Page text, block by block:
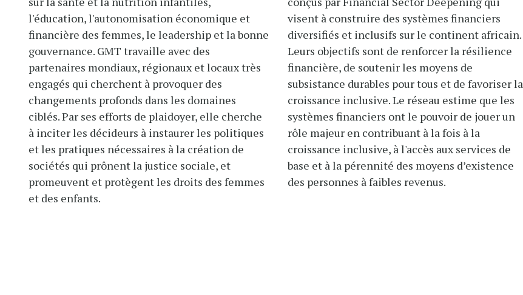
l'éducation, l'autonomisation économique et
financière des femmes, le leadership et la bonne
gouvernance. GMT travaille avec des
partenaires mondiaux, régionaux et locaux très
engagés qui cherchent à provoquer des
changements profonds dans les domaines
ciblés. Par ses efforts de plaidoyer, elle cherche
à inciter les décideurs à instaurer les politiques
et les pratiques nécessaires à la création de
sociétés qui prônent la justice sociale, et
promeuvent et protègent les droits des femmes
et des enfants.
visent à construire des systèmes financiers
diversifiés et inclusifs sur le continent africain.
Leurs objectifs sont de renforcer la résilience
financière, de soutenir les moyens de
subsistance durables pour tous et de favoriser la
croissance inclusive. Le réseau estime que les
systèmes financiers ont le pouvoir de jouer un
rôle majeur en contribuant à la fois à la
croissance inclusive, à l'accès aux services de
base et à la pérennité des moyens d’existence
des personnes à faibles revenus.